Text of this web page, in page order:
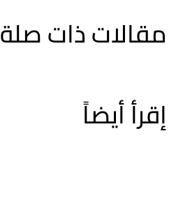
مقالات ذات صلة
إقرأ أيضاً